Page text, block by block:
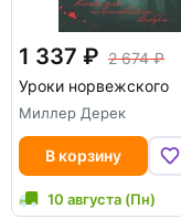
1 337
2 674
Уроки норвежского
Миллер Дерек
В корзину
10 августа (Пн)